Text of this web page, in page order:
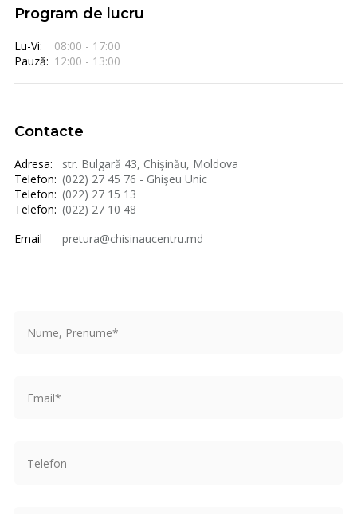
Program de lucru
Lu-Vi:
08:00 - 17:00
Pauză: 12:00 - 13:00
Contacte
Adresa:
str. Bulgară 43, Chișinău, Moldova
Telefon: (022) 27 45 76 - Ghișeu Unic
Telefon: (022) 27 15 13
Telefon: (022) 27 10 48
Email
pretura@chisinaucentru.md